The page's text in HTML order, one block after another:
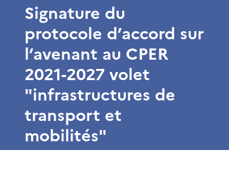
Signature du
protocole d’accord sur
l’avenant au CPER
2021-2027 volet
"infrastructures de
transport et
mobilités"